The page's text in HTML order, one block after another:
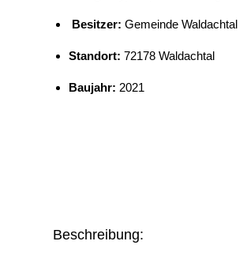
Besitzer: Gemeinde Waldachtal
Standort: 72178 Waldachtal
Baujahr: 2021
Beschreibung: